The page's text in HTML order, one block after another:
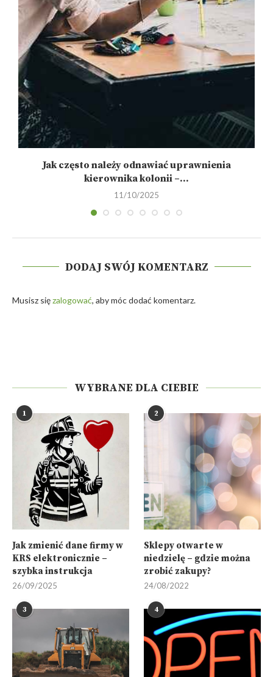
Jak często należy odnawiać uprawnienia
kierownika kolonii –...
11/10/2025
DODAJ SWÓJ KOMENTARZ
Musisz sięzalogować, aby móc dodać komentarz.
WYBRANE DLA CIEBIE
1
Jak zmienić dane firmy w
KRS elektronicznie –
szybka instrukcja
26/09/2025
2
Sklepy otwarte w
niedzielę – gdzie można
zrobić zakupy?
24/08/2022
3 4